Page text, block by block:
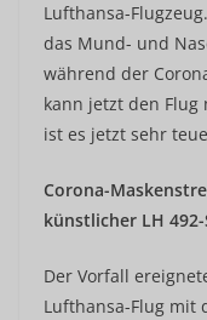
Lufthansa-
das Mund- und
während der
kann jetzt den Flug
ist es jetzt sehr
Corona-
künstlicher LH
Der Vorfall
Lufthansa-Flug mit